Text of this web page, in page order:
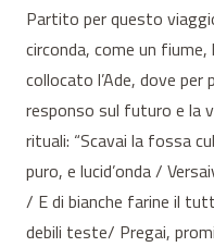
Partito per questo
circonda, come un
collocato l’Ade, dove per
responso sul futuro e la
rituali: “Scavai la fossa
puro, e lucid’onda /
/ E di bianche farine il
debili teste/ Pregai,